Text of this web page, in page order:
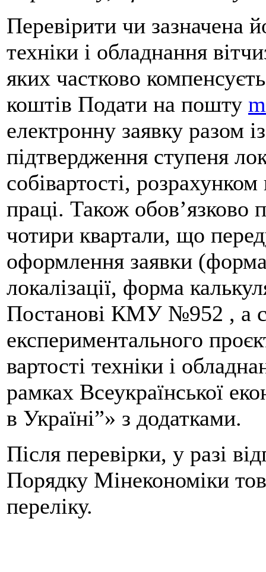
Перевірити чи зазначена
техніки і обладнання
яких частково
коштів Подати на пошту
електронну заявку разом
підтвердження ступеня
собівартості,
праці. Також обов’язково
чотири квартали, що
оформлення заявки
локалізації, форма
Постанові КМУ №952 , а
експериментального
вартості техніки і
рамках Всеукраїнської
в Україні”» з додатками.
Після перевірки, у разі
Порядку Мінекономіки
переліку.